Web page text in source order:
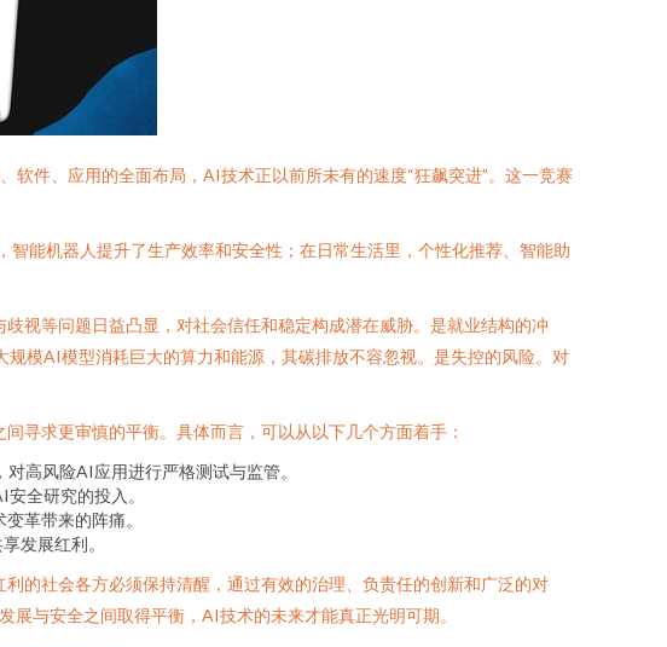
件、应用的全面布局，AI技术正以前所未有的速度“狂飙突进”。这一竞赛
能机器人提升了生产效率和安全性；在日常生活里，个性化推荐、智能助
视等问题日益凸显，对社会信任和稳定构成潜在威胁。是就业结构的冲
模AI模型消耗巨大的算力和能源，其碳排放不容忽视。是失控的风险。对
寻求更审慎的平衡。具体而言，可以从以下几个方面着手：
高风险AI应用进行严格测试与监管。
全研究的投入。
革带来的阵痛。
发展红利。
的社会各方必须保持清醒，通过有效的治理、负责任的创新和广泛的对
展与安全之间取得平衡，AI技术的未来才能真正光明可期。